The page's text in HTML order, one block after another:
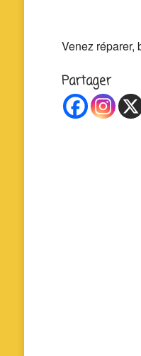
Venez réparer,
Partager